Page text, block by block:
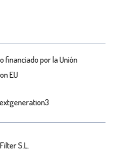
financiado por la Unión
EU
S.L.